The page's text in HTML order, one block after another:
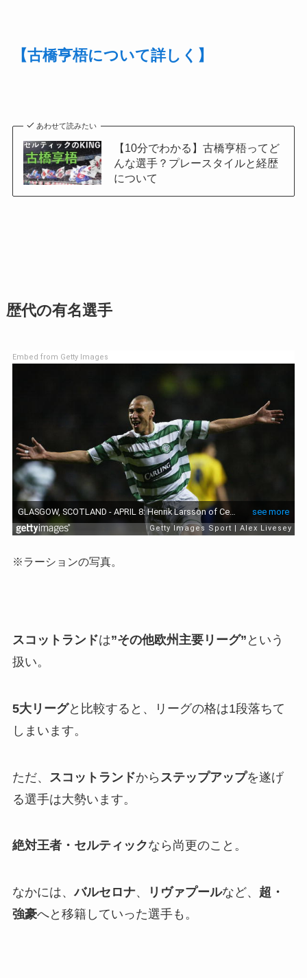
【古橋亨梧について詳しく】
あわせて読みたい
【10分でわかる】古橋亨梧ってど
んな選手？プレースタイルと経歴
について
歴代の有名選手
Embed from Getty Images
※ラーションの写真。
スコットランドは”その他欧州主要リーグ” という
扱い。
5大リーグと比較すると、リーグの格は1段落ちて
しまいます。
ただ、 スコットランドから ステップアップを遂げ
る選手は大勢います。
絶対王者・セルティックなら尚更のこと。
なかには、バルセロナ、 リヴァプールなど、 超・
強豪へと移籍していった選手も。